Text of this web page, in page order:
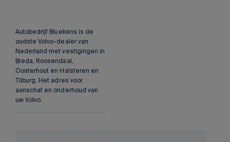
Autobedrijf Bluekens is de
oudste Volvo-dealer van
Nederland met vestigingen in
Breda, Roosendaal,
Oosterhout en Halsteren en
Tilburg. Het adres voor
aanschaf en onderhoud van
uw Volvo.